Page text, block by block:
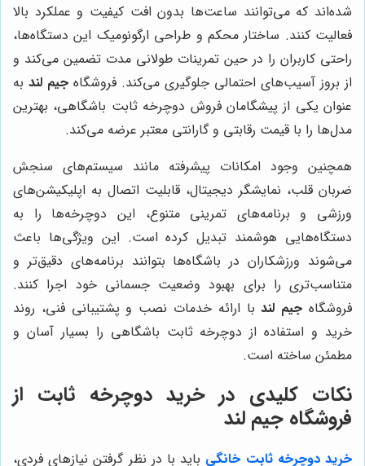
شده‌اند که می‌توانند ساعت‌ها بدون افت کیفیت و عملکرد بالا
فعالیت کنند. ساختار محکم و طراحی ارگونومیک این دستگاه‌ها،
راحتی کاربران را در حین تمرینات طولانی مدت تضمین می‌کند و
از بروز آسیب‌های احتمالی جلوگیری می‌کند. فروشگاه جیم لند به
عنوان یکی از پیشگامان فروش دوچرخه ثابت باشگاهی، بهترین
مدل‌ها را با قیمت رقابتی و گارانتی معتبر عرضه می‌کند.
همچنین وجود امکانات پیشرفته مانند سیستم‌های سنجش
ضربان قلب، نمایشگر دیجیتال، قابلیت اتصال به اپلیکیشن‌های
ورزشی و برنامه‌های تمرینی متنوع، این دوچرخه‌ها را به
دستگاه‌هایی هوشمند تبدیل کرده است. این ویژگی‌ها باعث
می‌شوند ورزشکاران در باشگاه‌ها بتوانند برنامه‌های دقیق‌تر و
متناسب‌تری را برای بهبود وضعیت جسمانی خود اجرا کنند.
فروشگاه جیم لندبا ارائه خدمات نصب و پشتیبانی فنی، روند
خرید و استفاده از دوچرخه ثابت باشگاهی را بسیار آسان و
مطمئن ساخته است.
نکات کلیدی در خرید دوچرخه ثابت از
فروشگاه جیم لند
خرید دوچرخه ثابت خانگی باید با در نظر گرفتن نیازهای فردی،